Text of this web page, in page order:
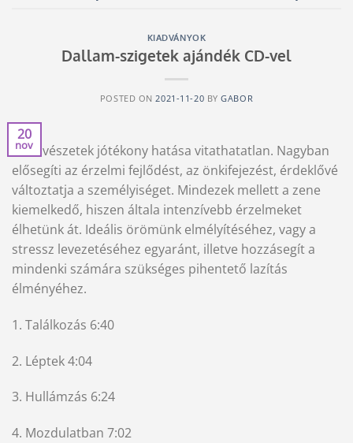
KIADVÁNYOK
Dallam-szigetek ajándék CD-vel
POSTED ON2021-11-20 BYGABOR
20
nov
A művészetek jótékony hatása vitathatatlan. Nagyban
elősegíti az érzelmi fejlődést, az önkifejezést, érdeklővé
változtatja a személyiséget. Mindezek mellett a zene
kiemelkedő, hiszen általa intenzívebb érzelmeket
élhetünk át. Ideális örömünk elmélyítéséhez, vagy a
stressz levezetéséhez egyaránt, illetve hozzásegít a
mindenki számára szükséges pihentető lazítás
élményéhez.
1. Találkozás 6:40
2. Léptek 4:04
3. Hullámzás 6:24
4. Mozdulatban 7:02